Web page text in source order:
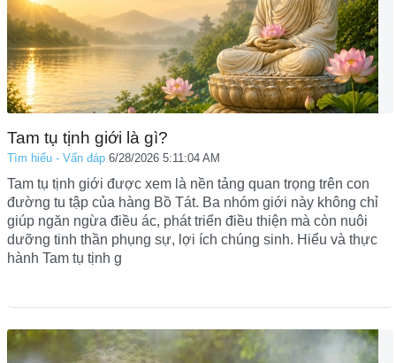
Tam tụ tịnh giới là gì?
Tìm hiểu - Vấn đáp 6/28/2026 5:11:04 AM
Tam tụ tịnh giới được xem là nền tảng quan trọng trên con
đường tu tập của hàng Bồ Tát. Ba nhóm giới này không chỉ
giúp ngăn ngừa điều ác, phát triển điều thiện mà còn nuôi
dưỡng tinh thần phụng sự, lợi ích chúng sinh. Hiểu và thực
hành Tam tụ tịnh g